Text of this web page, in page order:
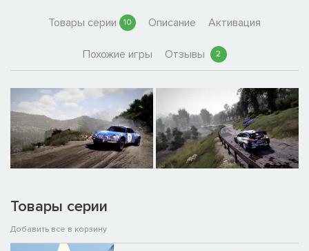
Товары серии 10 Описание Активация
Похожие игры Отзывы 2
Товары серии
Добавить все в корзину